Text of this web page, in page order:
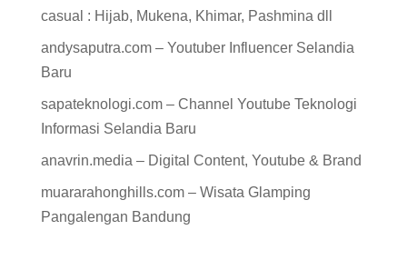
casual : Hijab, Mukena, Khimar, Pashmina dll
andysaputra.com – Youtuber Influencer Selandia
Baru
sapateknologi.com – Channel Youtube Teknologi
Informasi Selandia Baru
anavrin.media – Digital Content, Youtube & Brand
muararahonghills.com – Wisata Glamping
Pangalengan Bandung